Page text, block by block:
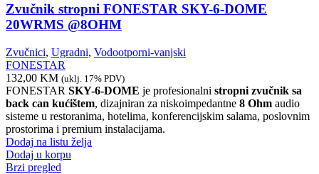
Zvučnik stropni FONESTAR SKY-6-DOME
20WRMS @8OHM
Zvučnici, Ugradni, Vodootporni-vanjski
FONESTAR
132,00 KM (uklj. 17% PDV)
FONESTAR SKY-6-DOME je profesionalni stropni zvučnik sa
back can kućištem, dizajniran za niskoimpedantne 8 Ohm audio
sisteme u restoranima, hotelima, konferencijskim salama, poslovnim
prostorima i premium instalacijama.
Dodaj na listu želja
Dodaj u korpu
Brzi pregled